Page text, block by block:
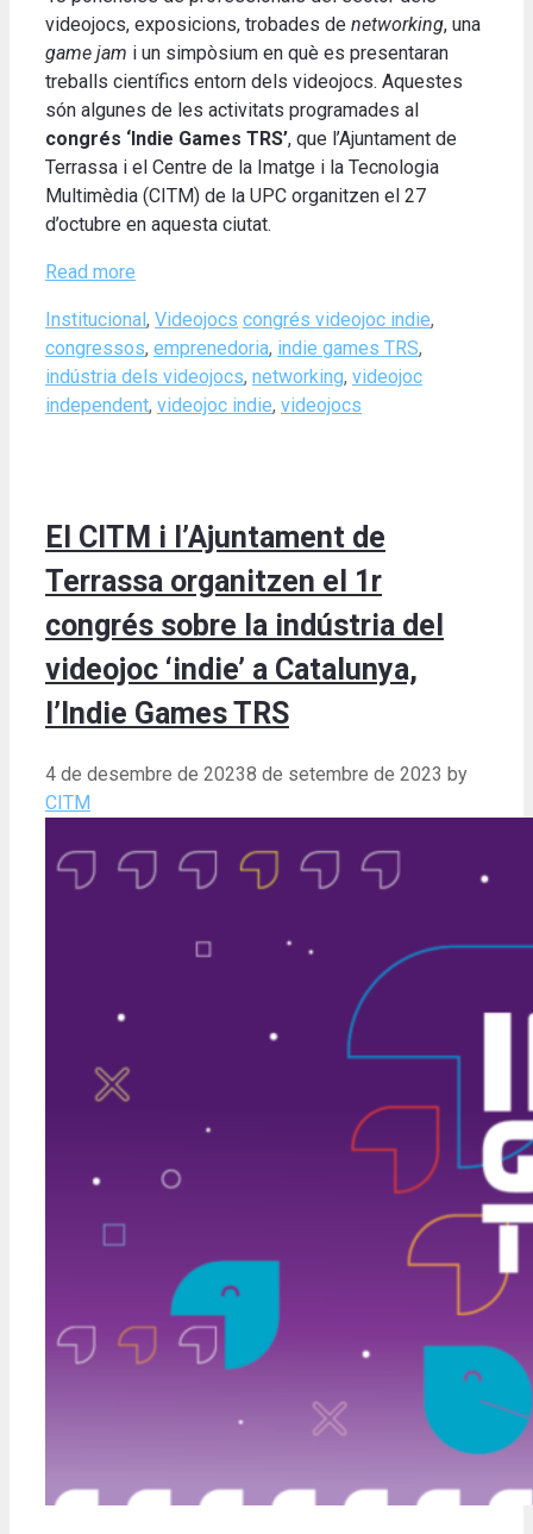
videojocs, exposicions, trobades de networking, una
game jam i un simpòsium en què es presentaran
treballs científics entorn dels videojocs. Aquestes
són algunes de les activitats programades al
congrés ‘Indie Games TRS’, que l’Ajuntament de
Terrassa i el Centre de la Imatge i la Tecnologia
Multimèdia (CITM) de la UPC organitzen el 27
d’octubre en aquesta ciutat.
Read more
Categories
Institucional, Videojocs Tags
congrés videojoc indie,
congressos, emprenedoria, indie games TRS,
indústria dels videojocs, networking, videojoc
independent, videojoc indie, videojocs
El CITM i l’Ajuntament de
Terrassa organitzen el 1r
congrés sobre la indústria del
videojoc ‘indie’ a Catalunya,
l’Indie Games TRS
4 de desembre de 20238 de setembre de 2023 by
CITM